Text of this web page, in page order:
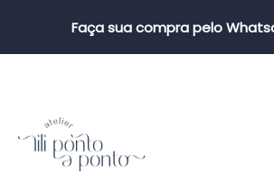
Faça sua compra pelo